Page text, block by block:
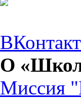
О
Миссия